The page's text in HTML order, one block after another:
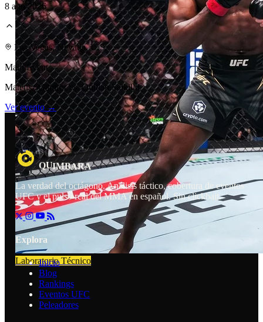
Laboratorio Técnico
Laboratorio Técnico
8 ago 2026
Las Vegas, Nevada, U.S.
Main Event
Mateusz Gamrot vs. Quillan Salkilld
Ver evento →
QUIMBARA
La verdad del octágono. Análisis táctico, cobertura de eventos
UFC y el pulso real del MMA en español. Sin clickbait.
Explora
Inicio
Blog
Rankings
Eventos UFC
Peleadores